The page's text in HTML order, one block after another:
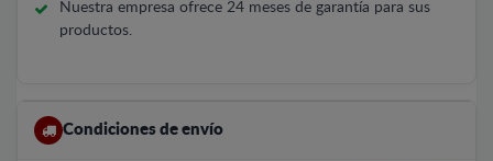
Nuestra empresa ofrece 24 meses de garantía para sus
productos.
Condiciones de envío